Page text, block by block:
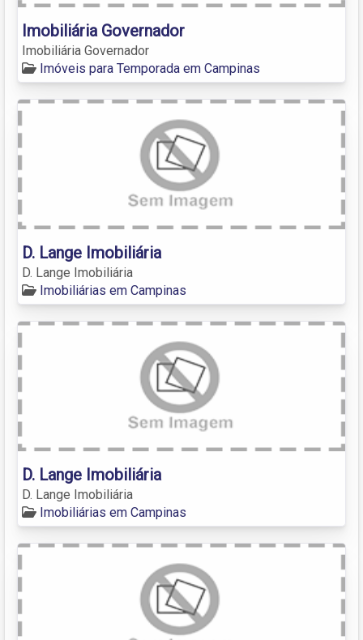
Imobiliária Governador
Imobiliária Governador
Imóveis para Temporada em Campinas
D. Lange Imobiliária
D. Lange Imobiliária
Imobiliárias em Campinas
D. Lange Imobiliária
D. Lange Imobiliária
Imobiliárias em Campinas